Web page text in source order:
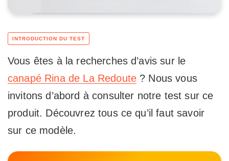
Vous êtes à la recherches d’avis sur le
canapé Rina de La Redoute ? Nous vous
invitons d’abord à consulter notre test sur ce
produit. Découvrez tous ce qu’il faut savoir
sur ce modèle.